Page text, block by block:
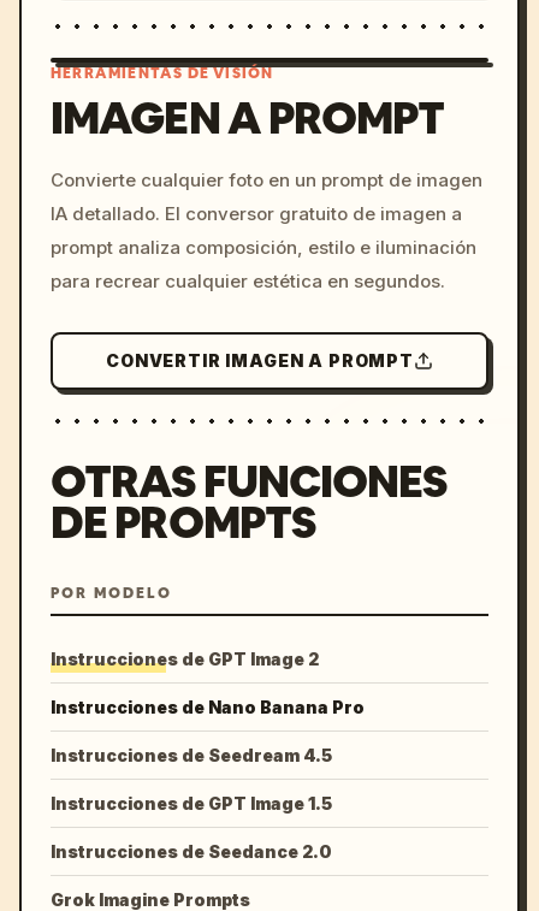
c, cyberpunk sunset, neon
colors, 8k --v 6.0
HERRAMIENTAS DE VISIÓN
IMAGEN A PROMPT
Convierte cualquier foto en un prompt de imagen
IA detallado. El conversor gratuito de imagen a
prompt analiza composición, estilo e iluminación
para recrear cualquier estética en segundos.
CONVERTIR IMAGEN A PROMPT
OTRAS FUNCIONES
DE PROMPTS
POR MODELO
Instrucciones de GPT Image 2
Instrucciones de Nano Banana Pro
Instrucciones de Seedream 4.5
Instrucciones de GPT Image 1.5
Instrucciones de Seedance 2.0
Grok Imagine Prompts